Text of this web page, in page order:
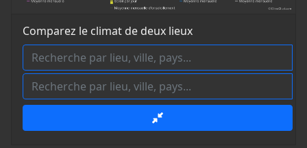
Comparez le climat de deux lieux